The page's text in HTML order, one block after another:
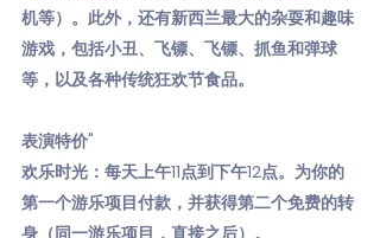
机等）。此外，还有新西兰最大的杂耍和趣味
游戏，包括小丑、飞镖、飞镖、抓鱼和弹球
等，以及各种传统狂欢节食品。
表演特价"
欢乐时光：每天上午11点到下午12点。为你的
第一个游乐项目付款，并获得第二个免费的转
身（同一游乐项目，直接之后）。